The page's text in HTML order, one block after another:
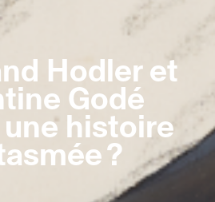
Hodler et
Godé
une histoire
?